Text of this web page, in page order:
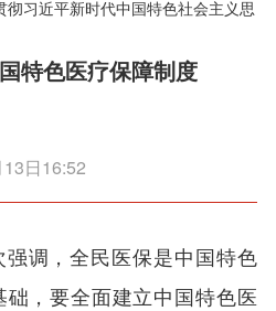
彻习近平新时代中国特色社会主义思
特色医疗保障制度
日16:52
调，全民医保是中国特色
，要全面建立中国特色医